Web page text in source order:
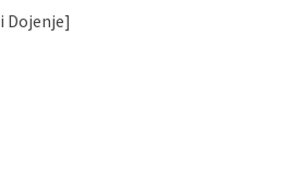
Dojenje]